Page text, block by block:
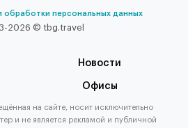
обработки персональных данных
2026 © tbg.travel
Новости
Офисы
на сайте, носит исключительно
и не является рекламой и публичной